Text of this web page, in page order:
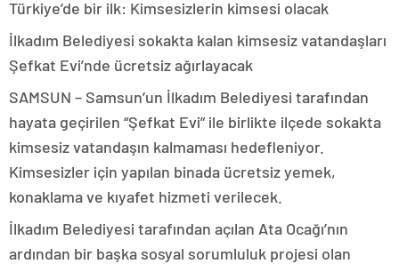
Türkiye’de bir ilk: Kimsesizlerin kimsesi olacak
İlkadım Belediyesi sokakta kalan kimsesiz vatandaşları
Şefkat Evi’nde ücretsiz ağırlayacak
SAMSUN – Samsun’un İlkadım Belediyesi tarafından
hayata geçirilen “Şefkat Evi” ile birlikte ilçede sokakta
kimsesiz vatandaşın kalmaması hedefleniyor.
Kimsesizler için yapılan binada ücretsiz yemek,
konaklama ve kıyafet hizmeti verilecek.
İlkadım Belediyesi tarafından açılan Ata Ocağı’nın
ardından bir başka sosyal sorumluluk projesi olan